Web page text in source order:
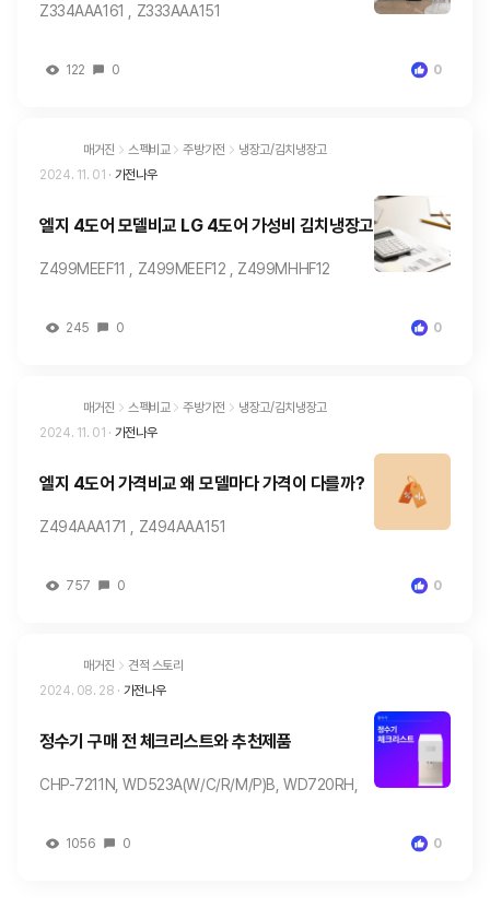
Z334AAA161 , Z333AAA151
122 0 0
매거진 스펙비교 주방가전
냉장고/김치냉장고
2024. 11. 01 · 가전나우
엘지 4도어 모델비교 LG 4도어 가성비 김치냉장고
Z499MEEF11 , Z499MEEF12 , Z499MHHF12
245 0 0
매거진 스펙비교 주방가전
냉장고/김치냉장고
2024. 11. 01 · 가전나우
엘지 4도어 가격비교 왜 모델마다 가격이 다를까?
Z494AAA171 , Z494AAA151
757 0 0
매거진
견적 스토리
2024. 08. 28 · 가전나우
정수기 구매 전 체크리스트와 추천제품
CHP-7211N, WD523A(W/C/R/M/P)B, WD720RH,
1056 0 0